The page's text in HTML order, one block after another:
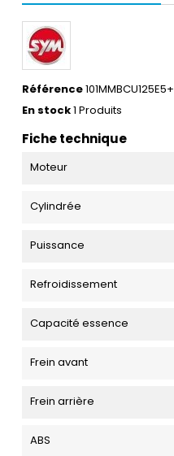
Référence101MMBCU125E5+
En stock1 Produits
Fiche technique
Moteur
Cylindrée
Puissance
Refroidissement
Capacité essence
Frein avant
Frein arrière
ABS